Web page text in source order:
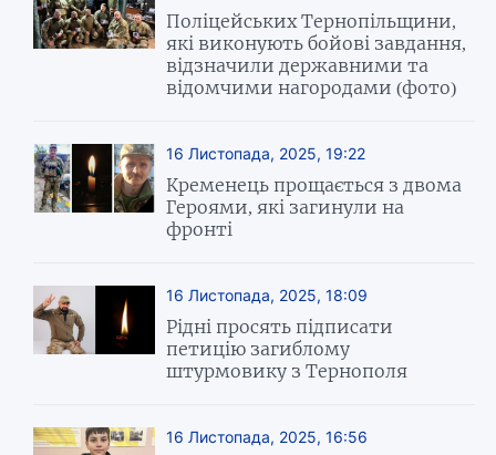
Поліцейських Тернопільщини,
які виконують бойові завдання,
відзначили державними та
відомчими нагородами (фото)
16 Листопада, 2025, 19:22
Кременець прощається з двома
Героями, які загинули на
фронті
16 Листопада, 2025, 18:09
Рідні просять підписати
петицію загиблому
штурмовику з Тернополя
16 Листопада, 2025, 16:56